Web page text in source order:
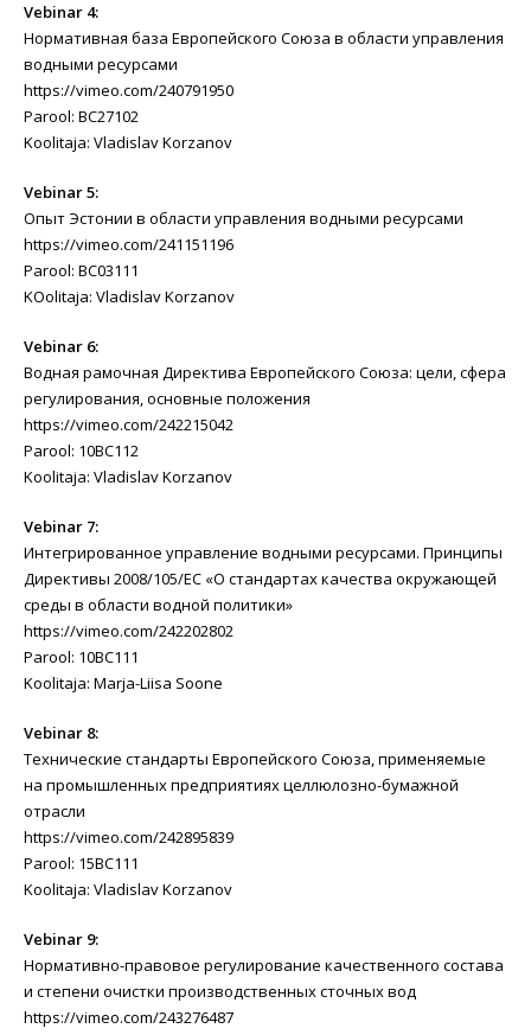
Vebinar 4:
Нормативная база Европейского Союза в области управления
водными ресурсами
https://vimeo.com/240791950
Parool: BC27102
Koolitaja: Vladislav Korzanov
Vebinar 5:
Опыт Эстонии в области управления водными ресурсами
https://vimeo.com/241151196
Parool: BC03111
KOolitaja: Vladislav Korzanov
Vebinar 6:
Водная рамочная Директива Европейского Союза: цели, сфера
регулирования, основные положения
https://vimeo.com/242215042
Parool: 10BC112
Koolitaja: Vladislav Korzanov
Vebinar 7:
Интегрированное управление водными ресурсами. Принципы
Директивы 2008/105/EC «О стандартах качества окружающей
среды в области водной политики»
https://vimeo.com/242202802
Parool: 10BC111
Koolitaja: Marja-Liisa Soone
Vebinar 8:
Технические стандарты Европейского Союза, применяемые
на промышленных предприятиях целлюлозно-бумажной
отрасли
https://vimeo.com/242895839
Parool: 15BC111
Koolitaja: Vladislav Korzanov
Vebinar 9:
Нормативно-правовое регулирование качественного состава
и степени очистки производственных сточных вод
https://vimeo.com/243276487